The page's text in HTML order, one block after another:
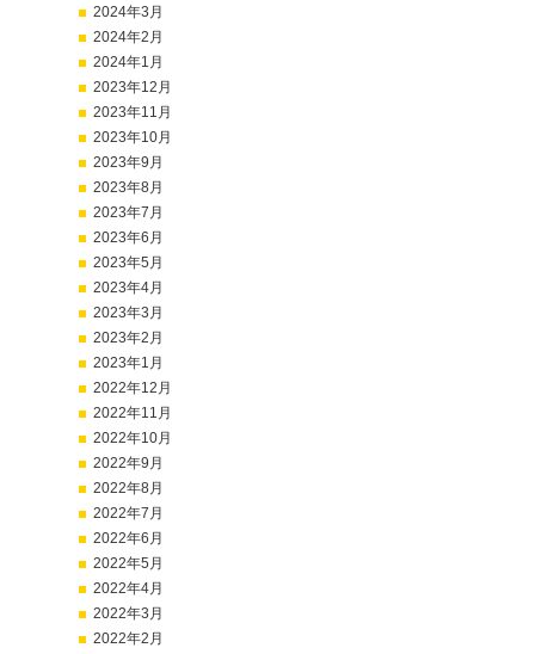
2024年3月
2024年2月
2024年1月
2023年12月
2023年11月
2023年10月
2023年9月
2023年8月
2023年7月
2023年6月
2023年5月
2023年4月
2023年3月
2023年2月
2023年1月
2022年12月
2022年11月
2022年10月
2022年9月
2022年8月
2022年7月
2022年6月
2022年5月
2022年4月
2022年3月
2022年2月